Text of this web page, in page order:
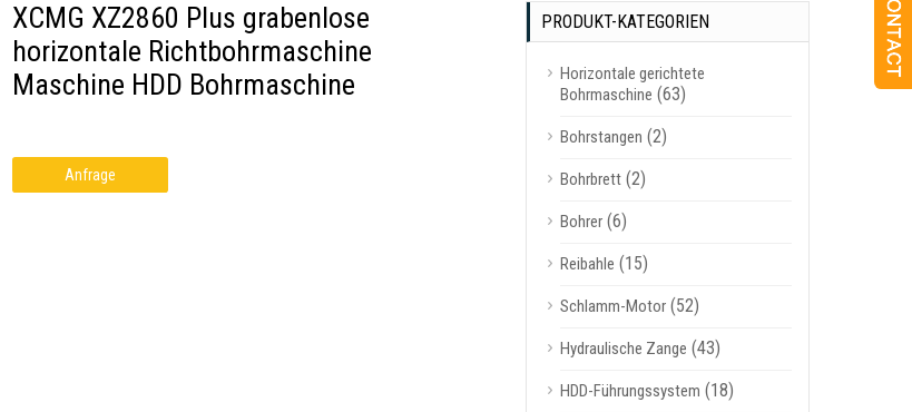
XCMG XZ2860 Plus grabenlose
horizontale Richtbohrmaschine
Maschine HDD Bohrmaschine
Anfrage
PRODUKT-KATEGORIEN
Horizontale gerichtete
Bohrmaschine (63)
Bohrstangen (2)
Bohrbrett(2)
Bohrer(6)
Reibahle (15)
Schlamm-Motor(52)
Hydraulische Zange (43)
HDD-Führungssystem (18)